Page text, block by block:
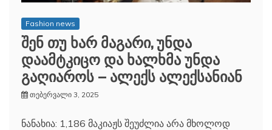
Fashion news
შენ თუ ხარ მაგარი, უნდა
დაამტკიცო და ხალხმა უნდა
გაღიაროს – ალექს ალექსანიან
თებერვალი 3, 2025
ნანახია: 1,186 მაკიაჟს შეუძლია არა მხოლოდ